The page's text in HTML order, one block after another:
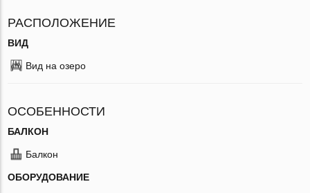
РАСПОЛОЖЕНИЕ
ВИД
Вид на озеро
ОСОБЕННОСТИ
БАЛКОН
Балкон
ОБОРУДОВАНИЕ